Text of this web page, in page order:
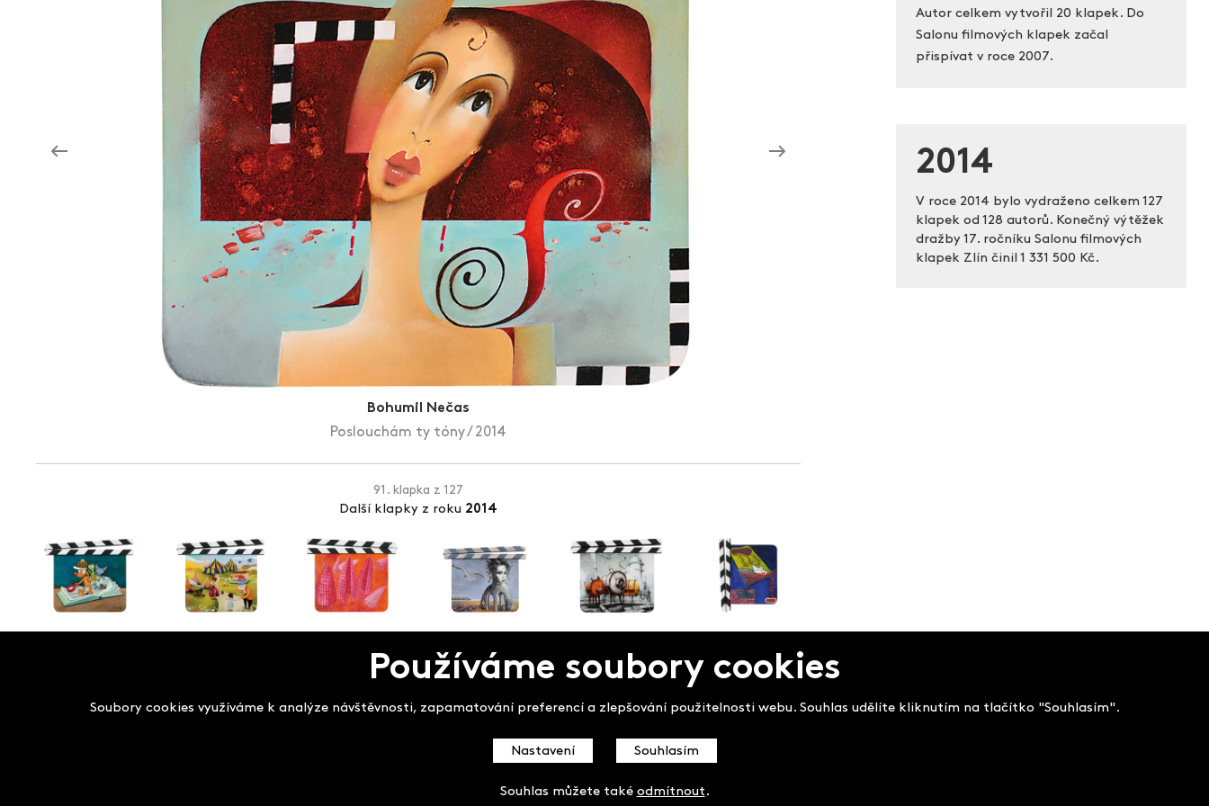
Bohumil Nečas
Poslouchám ty tóny / 2014
91. klapka z 127
Další klapky z roku 2014
Autor celkem vytvořil 20 klapek. Do
Salonu filmových klapek začal
přispívat v roce 2007.
2014
V roce 2014 bylo vydraženo celkem 127
klapek od 128 autorů. Konečný výtěžek
dražby 17. ročníku Salonu filmových
klapek Zlín činil 1 331 500 Kč.
Salon filmových klapek
Používáme soubory cookies
Soubory cookies využíváme k analýze návštěvnosti, zapamatování preferencí a zlepšování použitelnosti webu. Souhlas udělíte kliknutím na tlačítko "Souhlasím".
Nastavení Souhlasím
Souhlas můžete také odmítnout .